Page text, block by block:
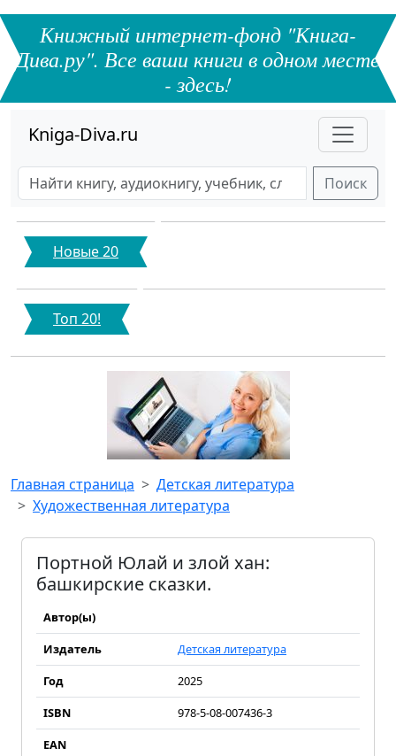
Книжный интернет-фонд "Книга-
Дива.ру". Все ваши книги в одном месте
- здесь!
Kniga-Diva.ru
Поиск
Новые 20
Топ 20!
Главная страница
Детская литература
Художественная литература
Портной Юлай и злой хан:
башкирские сказки.
Автор(ы)
Издатель
Детская литература
Год
2025
ISBN
978-5-08-007436-3
EAN